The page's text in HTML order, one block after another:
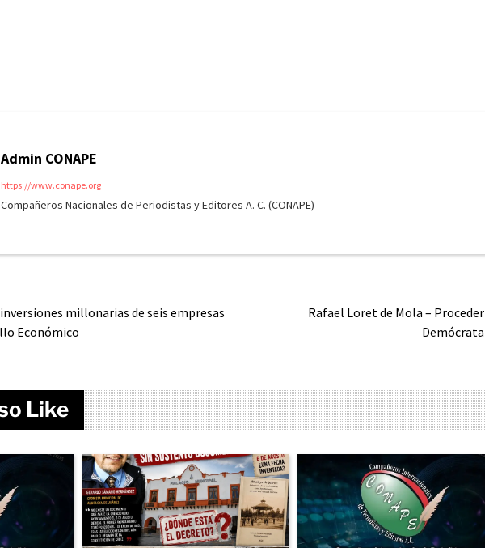
Admin CONAPE
https://www.conape.org
Compañeros Nacionales de Periodistas y Editores A. C. (CONAPE)
millonarias de seis empresas
Económico
Rafael Loret de Mola – Proceder
Demócrata
Like